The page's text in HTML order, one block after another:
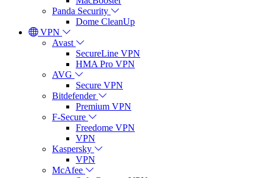
Panda Security
Dome CleanUp
VPN
Avast
SecureLine VPN
HMA Pro VPN
AVG
Secure VPN
Bitdefender
Premium VPN
F-Secure
Freedome VPN
VPN
Kaspersky
VPN
McAfee